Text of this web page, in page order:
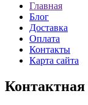
Главная
Блог
Доставка
Оплата
Контакты
Карта сайта
Контактная